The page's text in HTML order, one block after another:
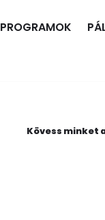
PROGRAMOK
Kövess minket